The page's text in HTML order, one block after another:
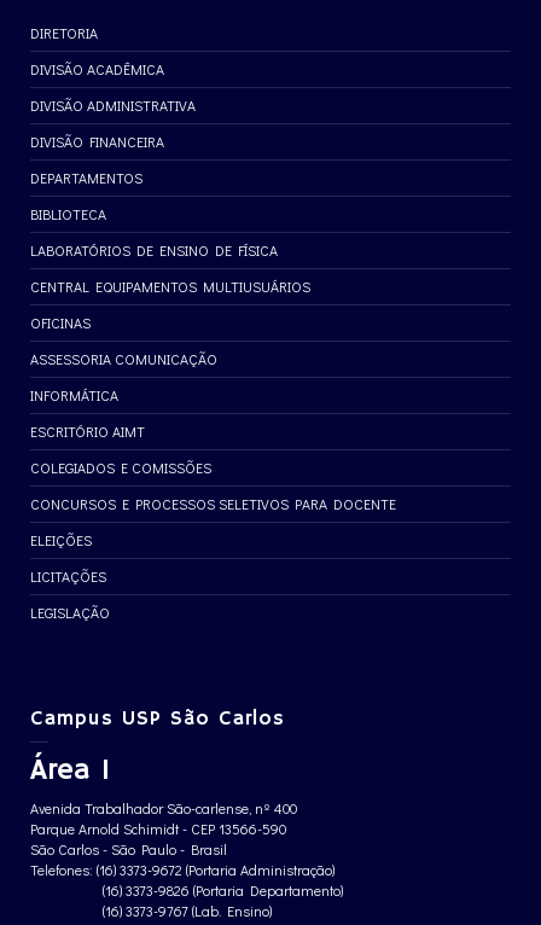
DIRETORIA
DIVISÃO ACADÊMICA
DIVISÃO ADMINISTRATIVA
DIVISÃO FINANCEIRA
DEPARTAMENTOS
BIBLIOTECA
LABORATÓRIOS DE ENSINO DE FÍSICA
CENTRAL EQUIPAMENTOS MULTIUSUÁRIOS
OFICINAS
ASSESSORIA COMUNICAÇÃO
INFORMÁTICA
ESCRITÓRIO AIMT
COLEGIADOS E COMISSÕES
CONCURSOS E PROCESSOS SELETIVOS PARA DOCENTE
ELEIÇÕES
LICITAÇÕES
LEGISLAÇÃO
Campus USP São Carlos
Área 1
Avenida Trabalhador São-carlense, nº 400
Parque Arnold Schimidt - CEP 13566-590
São Carlos - São Paulo - Brasil
Telefones: (16) 3373-9672 (Portaria Administração)
(16) 3373-9826 (Portaria Departamento)
(16) 3373-9767 (Lab. Ensino)